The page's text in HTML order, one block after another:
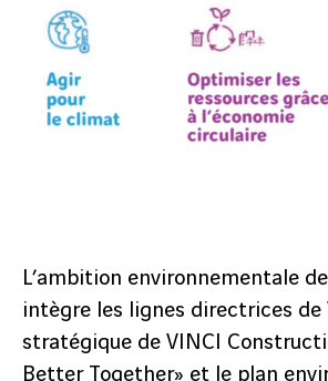
L’ambition environnementale
intègre les lignes directrices de
stratégique de VINCI
Better Together» et le plan